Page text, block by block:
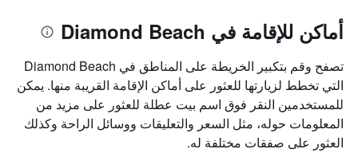
أماكن للإقامة في Diamond Beach
تصفح وقم بتكبير الخريطة على المناطق في Diamond Beach
التي تخطط لزيارتها للعثور على أماكن الإقامة القريبة منها. يمكن
للمستخدمين النقر فوق اسم بيت عطلة للعثور على مزيد من
المعلومات حوله، مثل السعر والتعليقات ووسائل الراحة وكذلك
العثور على صفقات مختلفة له.